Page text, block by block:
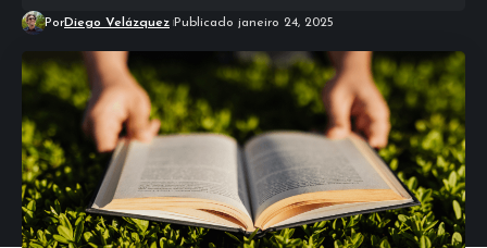
PorDiego Velázquez Publicado janeiro 24, 2025